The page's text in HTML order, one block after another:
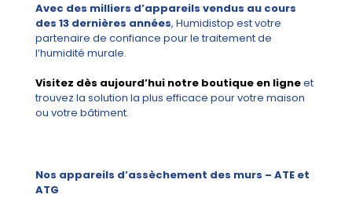
Avec des milliers d’appareils vendus au cours
des 13 dernières années, Humidistop est votre
partenaire de confiance pour le traitement de
l’humidité murale.
Visitez dès aujourd’hui notre boutique en ligneet
trouvez la solution la plus efficace pour votre maison
ou votre bâtiment.
Nos appareils d’assèchement des murs – ATE et
ATG